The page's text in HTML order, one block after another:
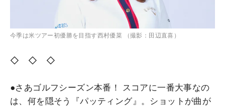
今季は米ツアー初優勝を目指す西村優菜 （撮影：田辺直喜）
◇ ◇ ◇
●さあゴルフシーズン本番！ スコアに一番大事なの
は、何を隠そう『パッティング』。ショットが曲が